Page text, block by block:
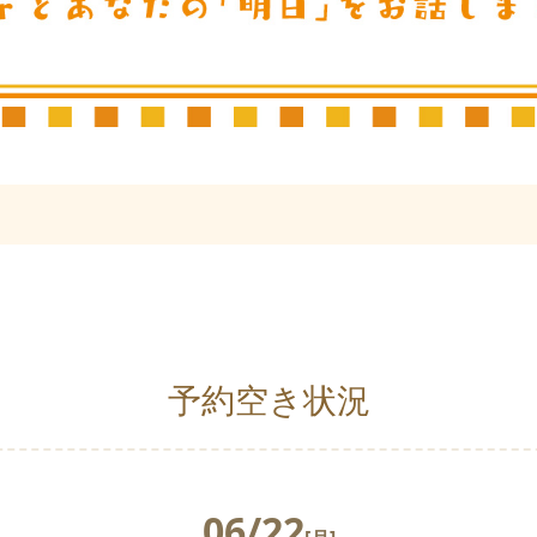
予約空き状況